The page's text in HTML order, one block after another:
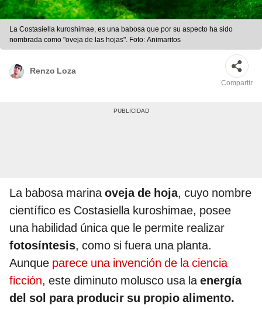
La Costasiella kuroshimae, es una babosa que por su aspecto ha sido
nombrada como "oveja de las hojas". Foto: Animaritos
Renzo Loza
Compartir
La babosa marinaoveja de hoja, cuyo nombre
científico es Costasiella kuroshimae, posee
una habilidad única que le permite realizar
fotosíntesis, como si fuera una planta.
Aunque parece una invención de la ciencia
ficción, este diminuto molusco usa laenergía
del sol para producir su propio alimento.